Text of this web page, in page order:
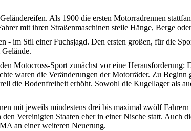
Als 1900 die ersten Motorradrennen
mit ihren Straßenmaschinen steile Hänge, Berge
- im Stil einer Fuchsjagd. Den ersten großen, für die
Motocross-Sport zunächst vor eine Herausforderung:
waren die Veränderungen der Motorräder. Zu Beginn
die Bodenfreiheit erhöht. Sowohl die Kugellager als
mit jeweils mindestens drei bis maximal zwölf Fahrern
Vereinigten Staaten eher in einer Nische statt. Auch
an einer weiteren Neuerung.